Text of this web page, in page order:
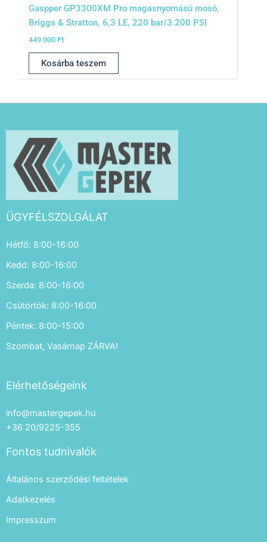
Gaspper GP3300XM Pro magasnyomású mosó,
Briggs & Stratton, 6,3 LE, 220 bar/3.200 PSI
449 000 Ft
Kosárba teszem
ÜGYFÉLSZOLGÁLAT
Hétfő: 8:00-16:00
Kedd: 8:00-16:00
Szerda: 8:00-16:00
Csütörtök: 8:00-16:00
Péntek: 8:00-15:00
Szombat, Vasárnap ZÁRVA!
Elérhetőségeink
info@mastergepek.hu
+36 20/9225-355
Fontos tudnivalók
Általános szerződési feltételek
Adatkezelés
Impresszum